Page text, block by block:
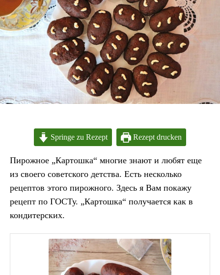
Springe zu Rezept Rezept drucken
Пирожное „Картошка“ многие знают и любят еще
из своего советского детства. Есть несколько
рецептов этого пирожного. Здесь я Вам покажу
рецепт по ГОСТу. „Картошка“ получается как в
кондитерских.